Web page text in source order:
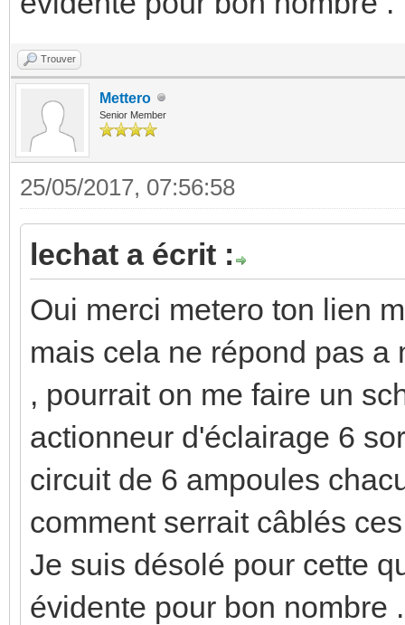
Trouver
Mettero
Senior Member
25/05/2017, 07:56:58
lechat a écrit :
Oui merci metero ton lien
mais cela ne répond pas
, pourrait on me faire un
actionneur d'éclairage 6
circuit de 6 ampoules
comment serrait câblés
Je suis désolé pour cette
évidente pour bon nombre .